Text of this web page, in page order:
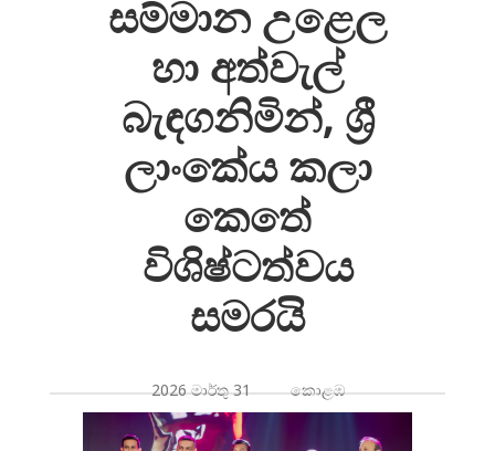
සම්මාන උළෙල
හා අත්වැල්
බැඳගනිමින්, ශ්‍රී
ලාංකේය කලා
කෙතේ
විශිෂ්ටත්වය
සමරයි
2026 මාර්තු 31 කොළඹ